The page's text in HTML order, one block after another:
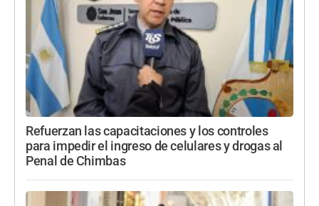
Refuerzan las capacitaciones y los controles
para impedir el ingreso de celulares y drogas al
Penal de Chimbas